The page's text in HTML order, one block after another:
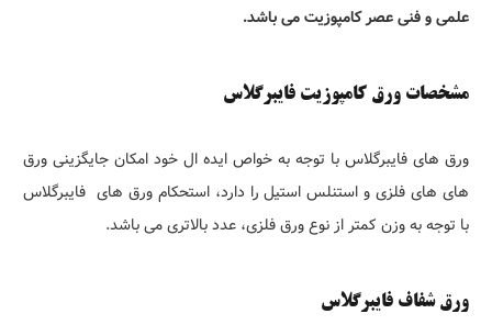
علمی و فنی عصر کامپوزیت می باشد.
مشخصات ورق کامپوزیت فایبرگلاس
ورق های فایبرگلاس با توجه به خواص ایده ال خود امکان جایگزینی ورق
های های فلزی و استنلس استیل را دارد، استحکام ورق های فایبرگلاس
با توجه به وزن کمتر از نوع ورق فلزی، عدد بالاتری می باشد.
ورق شفاف فایبرگلاس